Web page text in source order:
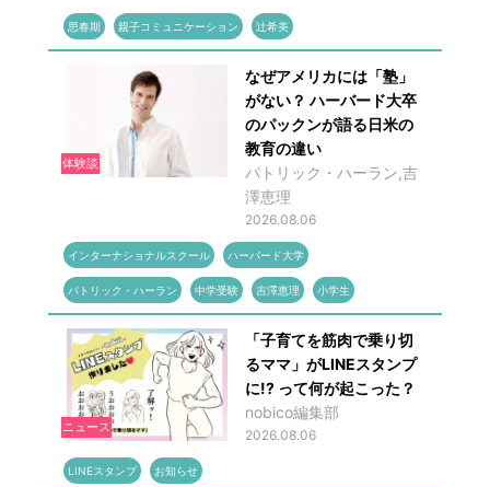
思春期 親子コミュニケーション 辻希美
体験談
なぜアメリカには「塾」
がない？ ハーバード大卒
のパックンが語る日米の
教育の違い
パトリック・ハーラン,吉
澤恵理
2026.08.06
インターナショナルスクール ハーバード大学
パトリック・ハーラン 中学受験 吉澤恵理 小学生
ニュース
「子育てを筋肉で乗り切
るママ」がLINEスタンプ
に!? って何が起こった？
nobico編集部
2026.08.06
LINEスタンプ お知らせ